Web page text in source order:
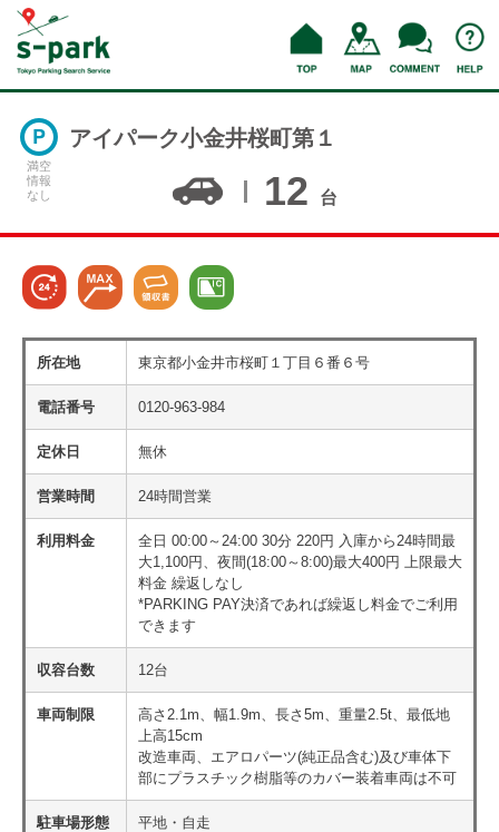
満空
情報
なし
アイパーク小金井桜町第１
12 台
所在地 東京都小金井市桜町１丁目６番６号
電話番号 0120-963-984
定休日 無休
営業時間 24時間営業
利用料金
全日 00:00～24:00 30分 220円 入庫から24時間最
大1,100円、夜間(18:00～8:00)最大400円 上限最大
料金 繰返しなし
*PARKING PAY決済であれば繰返し料金でご利用
できます
収容台数 12台
車両制限
高さ2.1m、幅1.9m、長さ5m、重量2.5t、最低地
上高15cm
改造車両、エアロパーツ(純正品含む)及び車体下
部にプラスチック樹脂等のカバー装着車両は不可
駐車場形態
平地・自走